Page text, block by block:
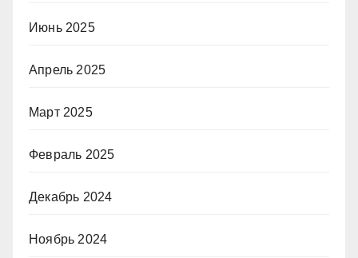
Июнь 2025
Апрель 2025
Март 2025
Февраль 2025
Декабрь 2024
Ноябрь 2024